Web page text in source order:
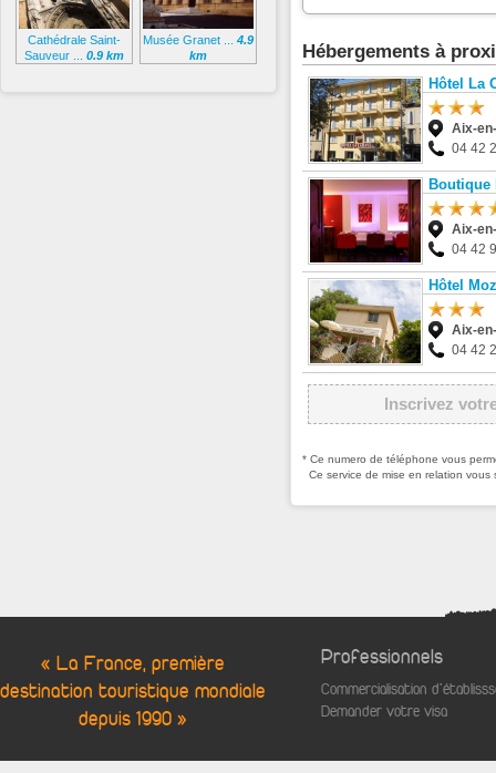
Hébergements à
Hôtel La
Aix-
04 42
Boutique
Aix-
04 42
Hôtel
Aix-
04 42
Inscrivez
* Ce numero de téléphone vous
Ce service de mise en relation
Cathédrale Saint-
Sauveur ... 0.9 km
Musée Granet ... 4.9
km
« La France, première
destination touristique mondiale
depuis 1990 »
Professionnels
Commercialisation
Demander votre visa